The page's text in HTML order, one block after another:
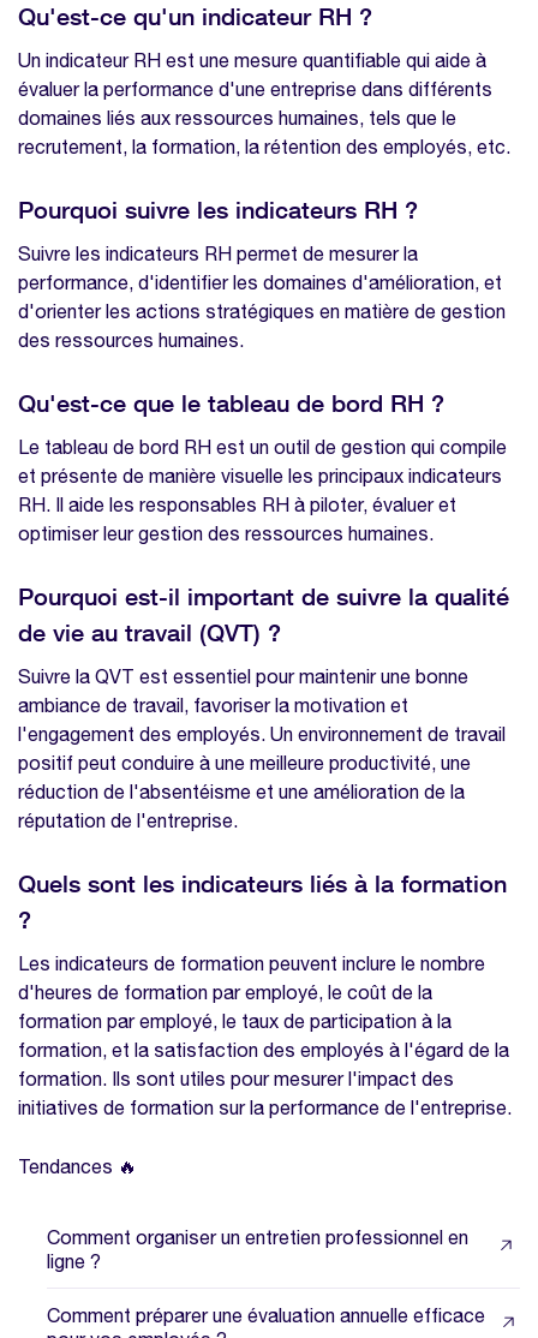
Qu'est-ce qu'un indicateur RH ?
Un indicateur RH est une mesure quantifiable qui aide à
évaluer la performance d'une entreprise dans différents
domaines liés aux ressources humaines, tels que le
recrutement, la formation, la rétention des employés, etc.
Pourquoi suivre les indicateurs RH ?
Suivre les indicateurs RH permet de mesurer la
performance, d'identifier les domaines d'amélioration, et
d'orienter les actions stratégiques en matière de gestion
des ressources humaines.
Qu'est-ce que le tableau de bord RH ?
Le tableau de bord RH est un outil de gestion qui compile
et présente de manière visuelle les principaux indicateurs
RH. Il aide les responsables RH à piloter, évaluer et
optimiser leur gestion des ressources humaines.
Pourquoi est-il important de suivre la qualité
de vie au travail (QVT) ?
Suivre la QVT est essentiel pour maintenir une bonne
ambiance de travail, favoriser la motivation et
l'engagement des employés. Un environnement de travail
positif peut conduire à une meilleure productivité, une
réduction de l'absentéisme et une amélioration de la
réputation de l'entreprise.
Quels sont les indicateurs liés à la formation
?
Les indicateurs de formation peuvent inclure le nombre
d'heures de formation par employé, le coût de la
formation par employé, le taux de participation à la
formation, et la satisfaction des employés à l'égard de la
formation. Ils sont utiles pour mesurer l'impact des
initiatives de formation sur la performance de l'entreprise.
Tendances 🔥
Comment organiser un entretien professionnel en
ligne ?
Comment préparer une évaluation annuelle efficace